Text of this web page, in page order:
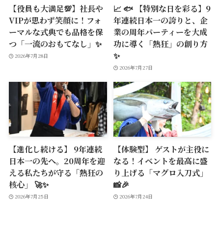
【役員も大満足💯】社長や
VIPが思わず笑顔に！フォ
ーマルな式典でも品格を保
つ「一流のおもてなし」✨
2026年7月28日
📈 🐟 【特別な日を彩る】9
年連続日本一の誇りと、企
業の周年パーティーを大成
功に導く「熱狂」の創り方
✨
2026年7月27日
【進化し続ける】 9年連続
日本一の先へ。20周年を迎
える私たちが守る「熱狂の
核心」 🚀✨
2026年7月25日
【体験型】 ゲストが主役に
なる！イベントを最高に盛
り上げる「マグロ入刀式」
📸🎉
2026年7月24日